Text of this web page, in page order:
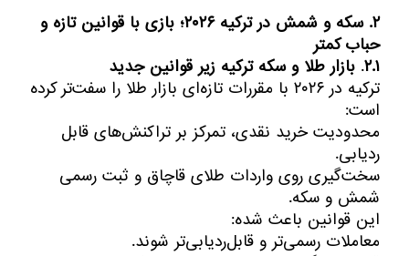
۲. سکه و شمش در ترکیه ۲۰۲۶؛ بازی با قوانین تازه و
حباب کمتر
۲.۱. بازار طلا و سکه ترکیه زیر قوانین جدید
ترکیه در ۲۰۲۶ با مقررات تازه‌ای بازار طلا را سفت‌تر کرده
است:
محدودیت خرید نقدی، تمرکز بر تراکنش‌های قابل
ردیابی.
سخت‌گیری روی واردات طلای قاچاق و ثبت رسمی
شمش و سکه.
این قوانین باعث شده:
معاملات رسمی‌تر و قابل‌ردیابی‌تر شوند.